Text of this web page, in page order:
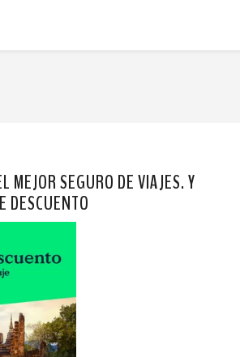
MEJOR SEGURO DE VIAJES. Y
DESCUENTO